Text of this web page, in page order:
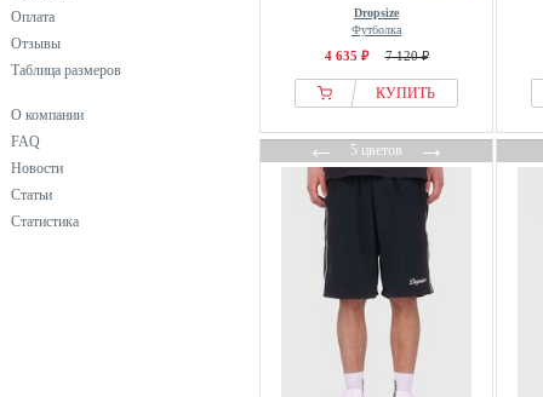
Оплата
Отзывы
Таблица размеров
О компании
FAQ
Новости
Статьи
Статистика
Dropsize
Футболка
4 635 ₽ 7 120 ₽
КУПИТЬ
←5 цветов→